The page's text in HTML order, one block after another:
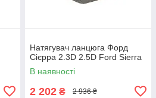
Натягувач ланцюга Форд
Сієрра 2.3D 2.5D Ford Sierra
В наявності
2 202 ₴ 2 936 ₴